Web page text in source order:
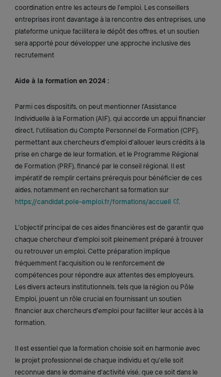
coordination entre les acteurs de l'emploi. Les conseillers
entreprises iront davantage à la rencontre des entreprises, une
plateforme unique facilitera le dépôt des offres, et un soutien
sera apporté pour développer une approche inclusive des
recrutement
Aide à la formation en 2024 :
Parmi ces dispositifs, on peut mentionner l'Assistance
Individuelle à la Formation (AIF), qui accorde un appui financier
direct, l'utilisation du Compte Personnel de Formation (CPF),
permettant aux chercheurs d'emploi d'allouer leurs crédits à la
prise en charge de leur formation, et le Programme Régional
de Formation (PRF), financé par le conseil régional. Il est
impératif de remplir certains prérequis pour bénéficier de ces
aides, notamment en recherchant sa formation sur
https://candidat.pole-emploi.fr/formations/accueil
.
L'objectif principal de ces aides financières est de garantir que
chaque chercheur d'emploi soit pleinement préparé à trouver
ou retrouver un emploi. Cette préparation implique
fréquemment l'acquisition ou le renforcement de
compétences pour répondre aux attentes des employeurs.
Les divers acteurs institutionnels, tels que la région ou Pôle
Emploi, jouent un rôle crucial en fournissant un soutien
financier aux chercheurs d'emploi pour faciliter leur accès à la
formation.
Il est essentiel que la formation choisie soit en harmonie avec
le projet professionnel de chaque individu et qu'elle soit
reconnue dans le domaine d'activité visé, que ce soit dans le